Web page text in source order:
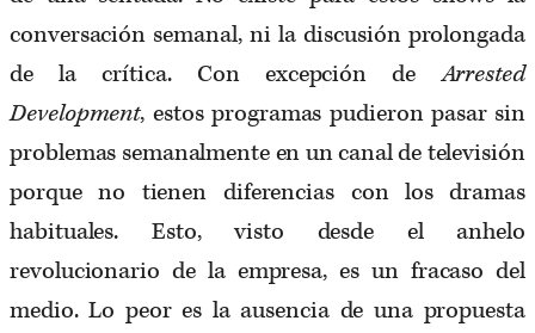
conversación semanal, ni la discusión prolongada
de la crítica. Con excepción deArrested
Development, estos programas pudieron pasar sin
problemas semanalmente en un canal de televisión
porque no tienen diferencias con los dramas
habituales. Esto, visto desde el anhelo
revolucionario de la empresa, es un fracaso del
medio. Lo peor es la ausencia de una propuesta